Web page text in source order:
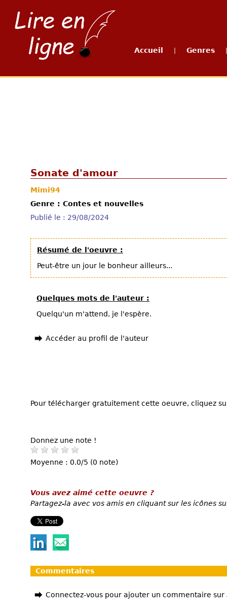
Accueil Genres
Sonate d'amour
Mimi94
Genre : Contes et nouvelles
Publié le : 29/08/2024
Résumé de l'oeuvre :
Peut-être un jour le bonheur ailleurs...
Quelques mots de l'auteur :
Quelqu'un m'attend, je l'espère.
Accéder au profil de l'auteur
Pour télécharger gratuitement cette oeuvre, cliquez
Donnez une note !
Moyenne : 0.0/5 (0 note)
Vous avez aimé cette oeuvre ?
Partagez-la avec vos amis en cliquant sur les icônes
Commentaires
Connectez-vous pour ajouter un commentaire sur